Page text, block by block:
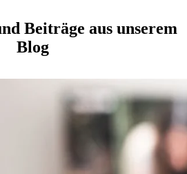
Beiträge aus unserem
Blog